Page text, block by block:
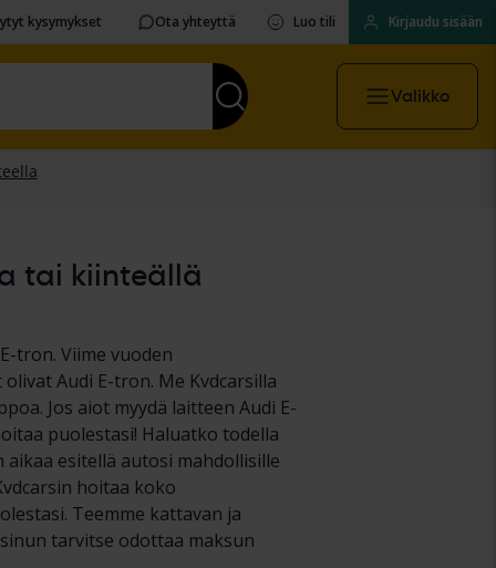
kysymykset Ota yhteyttä Luo tili Kirjaudu sisään
Valikko
tai kiinteällä
tron. Viime vuoden
Audi E-tron. Me Kvdcarsilla
Jos aiot myydä laitteen Audi E-
puolestasi! Haluatko todella
esitellä autosi mahdollisille
hoitaa koko
Teemme kattavan ja
tarvitse odottaa maksun